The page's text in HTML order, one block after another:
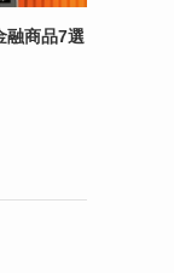
融商品7選